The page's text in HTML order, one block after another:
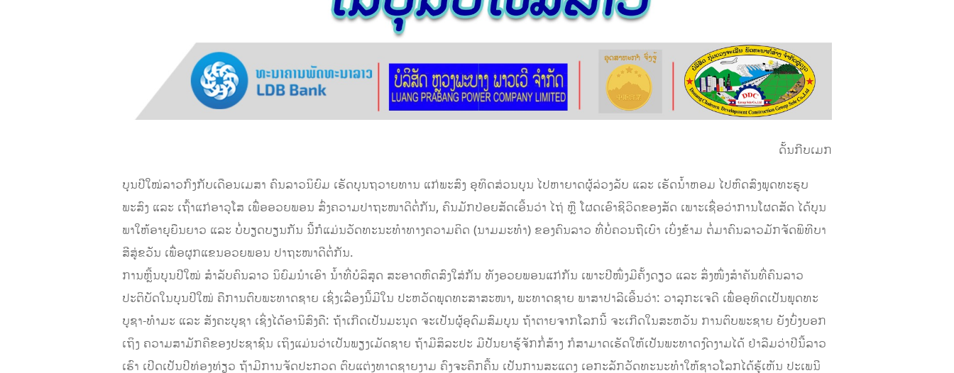
ດັ້ນກີບເມກ
ບຸນປີໃໝ່ລາວກົງກັບເດືອນເມສາ ຄົນລາວນິຍົມ ເຮັດບຸນຖວາຍທານ ແກ່ພະສົງ ອຸທິດສ່ວນບຸນ ໄປຫາຍາດຜູ້ລ່ວງລັບ ແລະ ເຮັດນໍ້າຫອມ ໄປຫົດສົງພຸດທະຮູບ
ພະສົງ ແລະ ເຖົ້າແກ່ອາວຸໂສ ເພື່ອອວຍພອນ ສົ່ງຄວາມປາຖະໜາດີຕໍ່ກັນ, ຄົນມັກປ່ອຍສັດເອີ້ນວ່າ ໄຖ່ ຫຼື ໂຜດເອົາຊີວິດຂອງສັດ ເພາະເຊື່ອວ່າການໂຜດສັດ ໄດ້ບຸນ
ພາໃຫ້ອາຍຸຍືນຍາວ ແລະ ບໍ່ບຽດບຽນກັນ ນີ້ກໍແມ່ນວັດທະນະທຳທາງຄວາມຄິດ (ນາມມະທຳ) ຂອງຄົນລາວ ທີ່ບໍ່ຄວນຖືເບົາ ເບິ່ງຂ້າມ ຕໍ່ມາຄົນລາວມັກຈັດພິທີບາ
ສີສູ່ຂວັນ ເພື່ອຜູກແຂນອວຍພອນ ປາຖະໜາດີຕໍ່ກັນ.
ການຫຼີ້ນບຸນປີໃໝ່ ສຳລັບຄົນລາວ ນິຍົມນຳເອົາ ນໍ້າທີ່ບໍລິສຸດ ສະອາດຫົດສົງໃສ່ກັນ ທັງອວຍພອນແກ່ກັນ ເພາະປີໜຶ່ງມີຄັ້ງດຽວ ແລະ ສິ່ງໜຶ່ງສຳຄັນທີ່ຄົນລາວ
ປະຕິບັດໃນບຸນປີໃໝ່ ຄືການຕົບພະທາດຊາຍ ເຊິ່ງເລື່ອງນີ້ມີໃນ ປະຫວັດພຸດທະສາສະໜາ, ພະທາດຊາຍ ພາສາປາລີເອີ້ນວ່າ: ວາລຸກະເຈດີ ເພື່ອອຸທິດເປັນພຸດທະ
ບູຊາ-ທຳມະ ແລະ ສັງຄະບູຊາ ເຊິ່ງໄດ້ອານິສົງຄື: ຖ້າເກີດເປັນມະນຸດ ຈະເປັນຜູ້ອຸດົມສົມບູນ ຖ້າຕາຍຈາກໂລກນີ້ ຈະເກີດໃນສະຫວັນ ການຕົບພະຊາຍ ຍັງບົ່ງບອກ
ເຖິງ ຄວາມສາມັກຄີຂອງປະຊາຊົນ ເຖິງແມ່ນວ່າເປັນພຽງເມັດຊາຍ ຖ້າມີສິລະປະ ມີປັນຍາຮູ້ຈັກກໍ່ສ້າງ ກໍສາມາດເຮັດໃຫ້ເປັນພະທາດງົດງາມໄດ້ ຢ່າລືມວ່າປີນີ້ລາວ
ເຮົາ ເປີດເປັນປີທ່ອງທ່ຽວ ຖ້າມີການຈັດປະກວດ ຕົບແຕ່ງທາດຊາຍງາມ ຄົງຈະຄຶກຄື້ນ ເປັນການສະແດງ ເອກະລັກວັດທະນະທຳໃຫ້ຊາວໂລກໄດ້ຮູ້ເຫັນ ປະເພນີ